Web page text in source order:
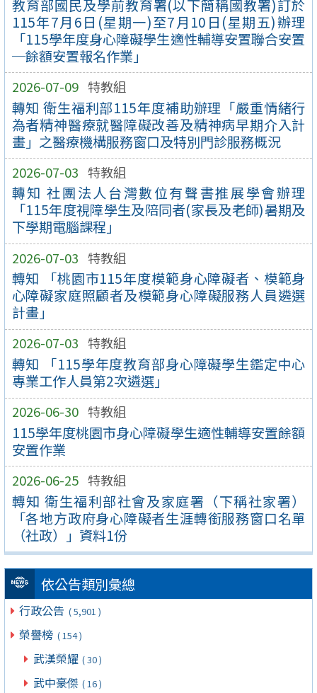
教育部國民及學前教育署(以下簡稱國教署)訂於
115年7月6日(星期一)至7月10日(星期五)辦理
「115學年度身心障礙學生適性輔導安置聯合安置
─餘額安置報名作業」
2026-07-09 特教組
轉知 衛生福利部115年度補助辦理「嚴重情緒行
為者精神醫療就醫障礙改善及精神病早期介入計
畫」之醫療機構服務窗口及特別門診服務概況
2026-07-03 特教組
轉知 社團法人台灣數位有聲書推展學會辦理
「115年度視障學生及陪同者(家長及老師)暑期及
下學期電腦課程」
2026-07-03 特教組
轉知 「桃園市115年度模範身心障礙者、模範身
心障礙家庭照顧者及模範身心障礙服務人員遴選
計畫」
2026-07-03 特教組
轉知 「115學年度教育部身心障礙學生鑑定中心
專業工作人員第2次遴選」
2026-06-30 特教組
115學年度桃園市身心障礙學生適性輔導安置餘額
安置作業
2026-06-25 特教組
轉知 衛生福利部社會及家庭署（下稱社家署）
「各地方政府身心障礙者生涯轉銜服務窗口名單
（社政）」資料1份
依公告類別彙總
行政公告 ( 5,901 )
榮譽榜 ( 154 )
武漢榮耀 ( 30 )
武中豪傑 ( 16 )